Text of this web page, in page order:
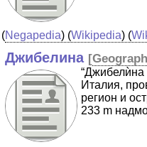
(Negapedia) (Wikipedia) (
Джибелина [
Италия,
регион и
233 m